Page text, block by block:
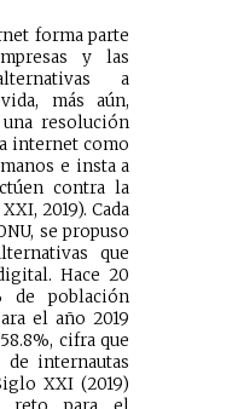
forma parte
y las
a
más aún,
resolución
internet como
e insta a
contra la
2019). Cada
se propuso
que
Hace 20
de población
el año 2019
cifra que
internautas
XXI (2019)